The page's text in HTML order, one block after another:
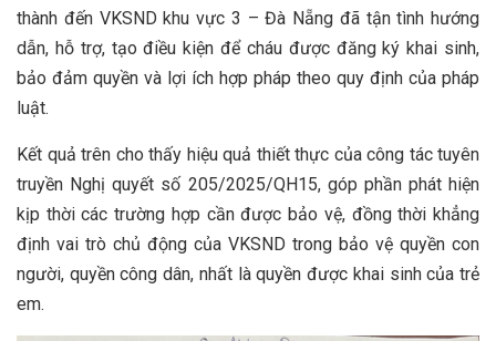
thành đến VKSND khu vực 3 – Đà Nẵng đã tận tình hướng
dẫn, hỗ trợ, tạo điều kiện để cháu được đăng ký khai sinh,
bảo đảm quyền và lợi ích hợp pháp theo quy định của pháp
luật.
Kết quả trên cho thấy hiệu quả thiết thực của công tác tuyên
truyền Nghị quyết số 205/2025/QH15, góp phần phát hiện
kịp thời các trường hợp cần được bảo vệ, đồng thời khẳng
định vai trò chủ động của VKSND trong bảo vệ quyền con
người, quyền công dân, nhất là quyền được khai sinh của trẻ
em.